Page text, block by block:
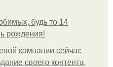
будь то 14
рождения!
компании сейчас
своего контента,